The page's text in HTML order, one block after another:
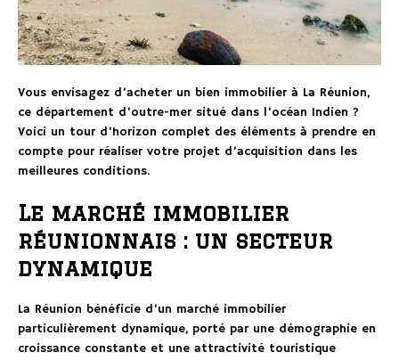
Vous envisagez d’acheter un bien immobilier à La Réunion,
ce département d’outre-mer situé dans l’océan Indien ?
Voici un tour d’horizon complet des éléments à prendre en
compte pour réaliser votre projet d’acquisition dans les
meilleures conditions.
Le marché immobilier
réunionnais : un secteur
dynamique
La Réunion bénéficie d’un marché immobilier
particulièrement dynamique, porté par une démographie en
croissance constante et une attractivité touristique